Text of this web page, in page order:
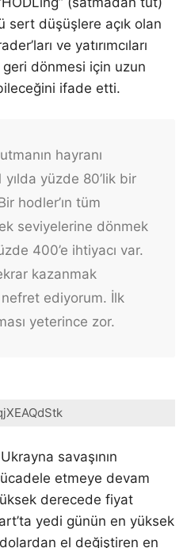
sert düşüşlere açık olan
ve yatırımcıları
geri dönmesi için uzun
ifade etti.
hayranı
yılda yüzde 80’lik bir
hodler’ın tüm
seviyelerine dönmek
400’e ihtiyacı var.
kazanmak
ediyorum. İlk
yeterince zor.
savaşının
etmeye devam
derecede fiyat
yedi günün en yüksek
el değiştiren en